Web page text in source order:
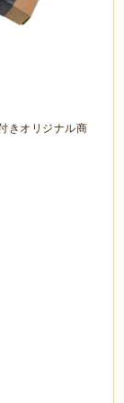
きオリジナル商